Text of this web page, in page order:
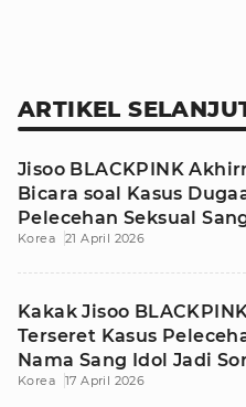
ARTIKEL
Jisoo BLACKPINK
Bicara soal Kasus
Pelecehan Seksual
Korea 21 April 2026
Kakak Jisoo
Terseret Kasus
Nama Sang Idol Jadi
Korea 17 April 2026